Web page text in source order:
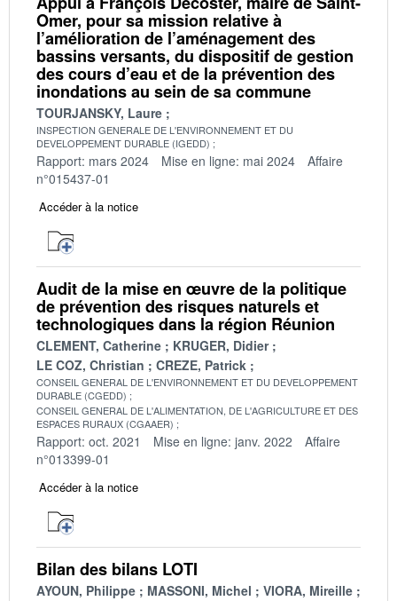
Omer, pour sa mission relative à
l’amélioration de l’aménagement des
bassins versants, du dispositif de gestion
des cours d’eau et de la prévention des
inondations au sein de sa commune
TOURJANSKY, Laure
INSPECTION GENERALE DE L'ENVIRONNEMENT ET DU
DEVELOPPEMENT DURABLE (IGEDD)
Rapport: mars 2024 Mise en ligne: mai 2024
Affaire
n°015437-01
Accéder à la notice
Audit de la mise en œuvre de la politique
de prévention des risques naturels et
technologiques dans la région Réunion
CLEMENT, Catherine
KRUGER, Didier
LE COZ, Christian
CREZE, Patrick
CONSEIL GENERAL DE L'ENVIRONNEMENT ET DU DEVELOPPEMENT
DURABLE (CGEDD)
CONSEIL GENERAL DE L'ALIMENTATION, DE L'AGRICULTURE ET DES
ESPACES RURAUX (CGAAER)
Rapport: oct. 2021 Mise en ligne: janv. 2022
Affaire
n°013399-01
Accéder à la notice
Bilan des bilans LOTI
AYOUN, Philippe MASSONI, Michel VIORA, Mireille